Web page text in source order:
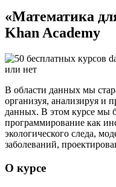
«Математика
Khan Academy
В области данных мы
организуя, анализируя и
данных.​ В этом курсе мы
программирование как
экологического следа,
заболеваний,
О курсе